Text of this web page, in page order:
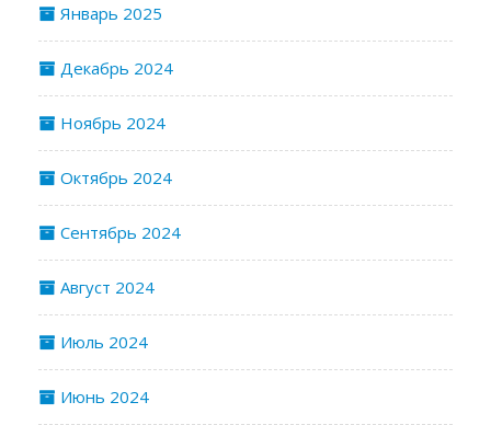
Январь 2025
Декабрь 2024
Ноябрь 2024
Октябрь 2024
Сентябрь 2024
Август 2024
Июль 2024
Июнь 2024